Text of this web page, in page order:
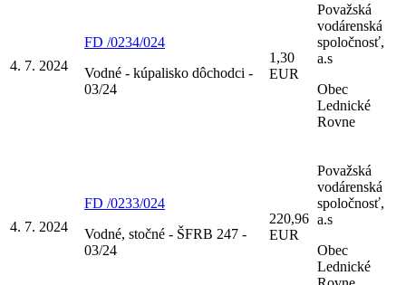
4. 7. 2024
FD /0234/024
Vodné - kúpalisko dôchodci -
03/24
1,30
EUR
Považská
vodárenská
spoločnosť,
a.s
Obec
Lednické
Rovne
4. 7. 2024
FD /0233/024
Vodné, stočné - ŠFRB 247 -
03/24
220,96
EUR
Považská
vodárenská
spoločnosť,
a.s
Obec
Lednické